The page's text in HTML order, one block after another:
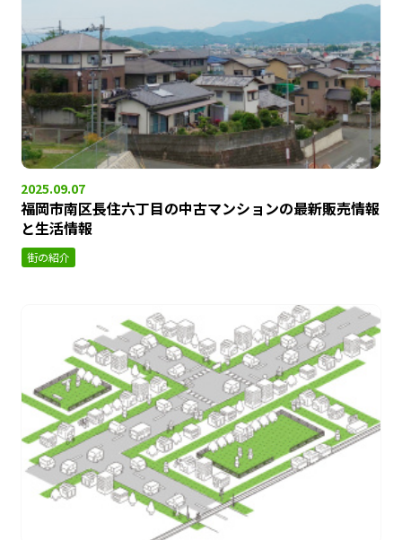
2025.09.07
福岡市南区長住六丁目の中古マンションの最新販売情報
と生活情報
街の紹介